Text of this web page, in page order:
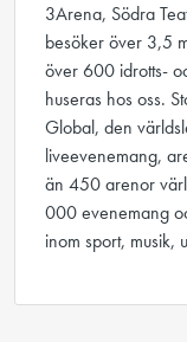
3Arena, Södra
besöker över 3,5
över 600 idrotts-
huseras hos oss.
Global, den
liveevenemang,
än 450 arenor
000 evenemang
inom sport, musik,